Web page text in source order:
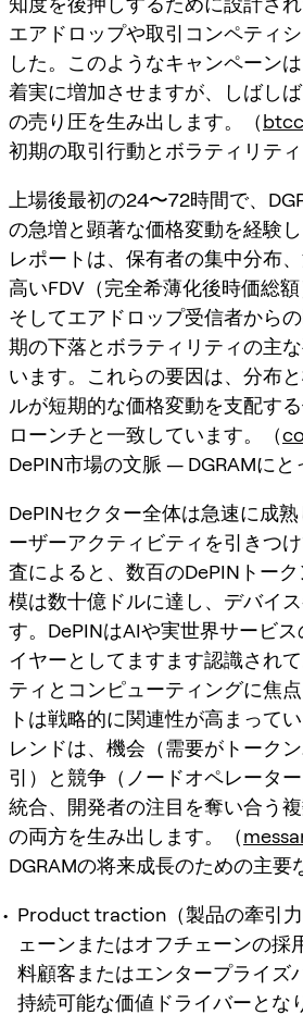
エアドロップや取引コンペティ
した。このようなキャンペーン
着実に増加させますが、しばし
の売り圧を生み出します。（
初期の取引行動とボラティリティ
上場後最初の24〜72時間で、
の急増と顕著な価格変動を経験
レポートは、保有者の集中分布
高いFDV（完全希薄化後時価総額
そしてエアドロップ受信者から
期の下落とボラティリティの主
います。これらの要因は、分布
ルが短期的な価格変動を支配す
ローンチと一致しています。（
DePIN市場の文脈 — DGRAMに
DePINセクター全体は急速に成
ーザーアクティビティを引きつ
査によると、数百のDePINトー
模は数十億ドルに達し、デバイ
す。DePINはAIや実世界サービ
イヤーとしてますます認識され
ティとコンピューティングに焦
トは戦略的に関連性が高まって
レンドは、機会（需要がトーク
引）と競争（ノードオペレータ
統合、開発者の注目を奪い合う複
の両方を生み出します。（
DGRAMの将来成長のための主要
Product traction（製品の牽引
ェーンまたはオフチェーンの採
料顧客またはエンタープライズ
持続可能な価値ドライバーとな